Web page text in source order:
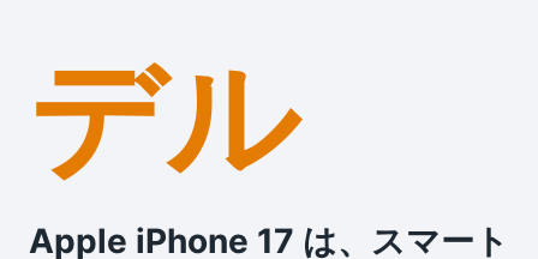
デル
Apple iPhone 17 は、スマート